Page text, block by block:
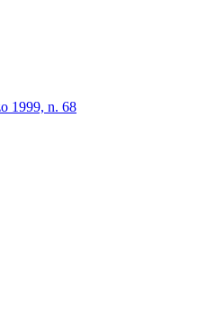
1999, n. 68